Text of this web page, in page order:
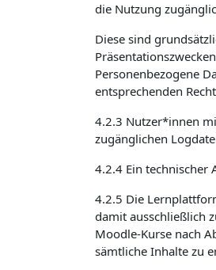
die Nutzung
Diese sind
Personenbezogene
entsprechenden
4.2.3 Nutzer*innen
zugänglichen
4.2.4 Ein
4.2.5 Die
damit ausschließlich
Moodle-Kurse nach
sämtliche Inhalte zu